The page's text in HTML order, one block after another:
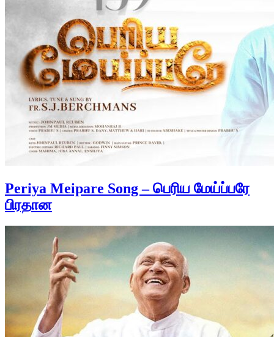
Periya Meipare Song – பெரிய மேய்ப்பரே
பிரதான